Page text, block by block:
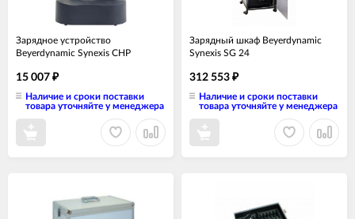
Зарядное устройство
Beyerdynamic Synexis CHP
15 007 ₽
Наличие и сроки поставки
товара уточняйте у менеджера
Зарядный шкаф Beyerdynamic
Synexis SG 24
312 553 ₽
Наличие и сроки поставки
товара уточняйте у менеджера